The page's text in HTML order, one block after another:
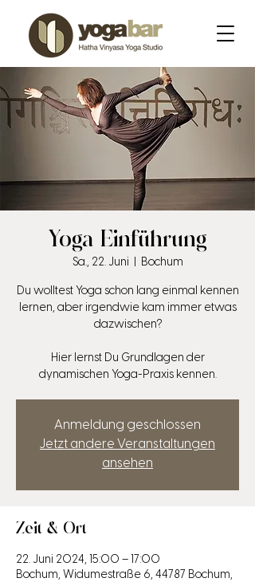
Yoga Einführung
Sa., 22. Juni Bochum
Du wolltest Yoga schon lang einmal kennen
lernen, aber irgendwie kam immer etwas
dazwischen?
Hier lernst Du Grundlagen der
dynamischen Yoga-Praxis kennen.
Anmeldung geschlossen
Jetzt andere Veranstaltungen
ansehen
Zeit & Ort
22. Juni 2024, 15:00 – 17:00
Bochum, Widumestraße 6, 44787 Bochum,